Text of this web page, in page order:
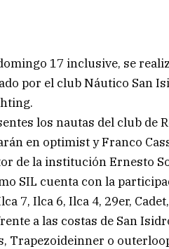
17 inclusive, se
por el club Náutico San
los nautas del club de
en optimist y Franco
de la institución Ernesto
SIL cuenta con la
7, Ilca 6, Ilca 4, 29er,
a las costas de San
Trapezoideinner o